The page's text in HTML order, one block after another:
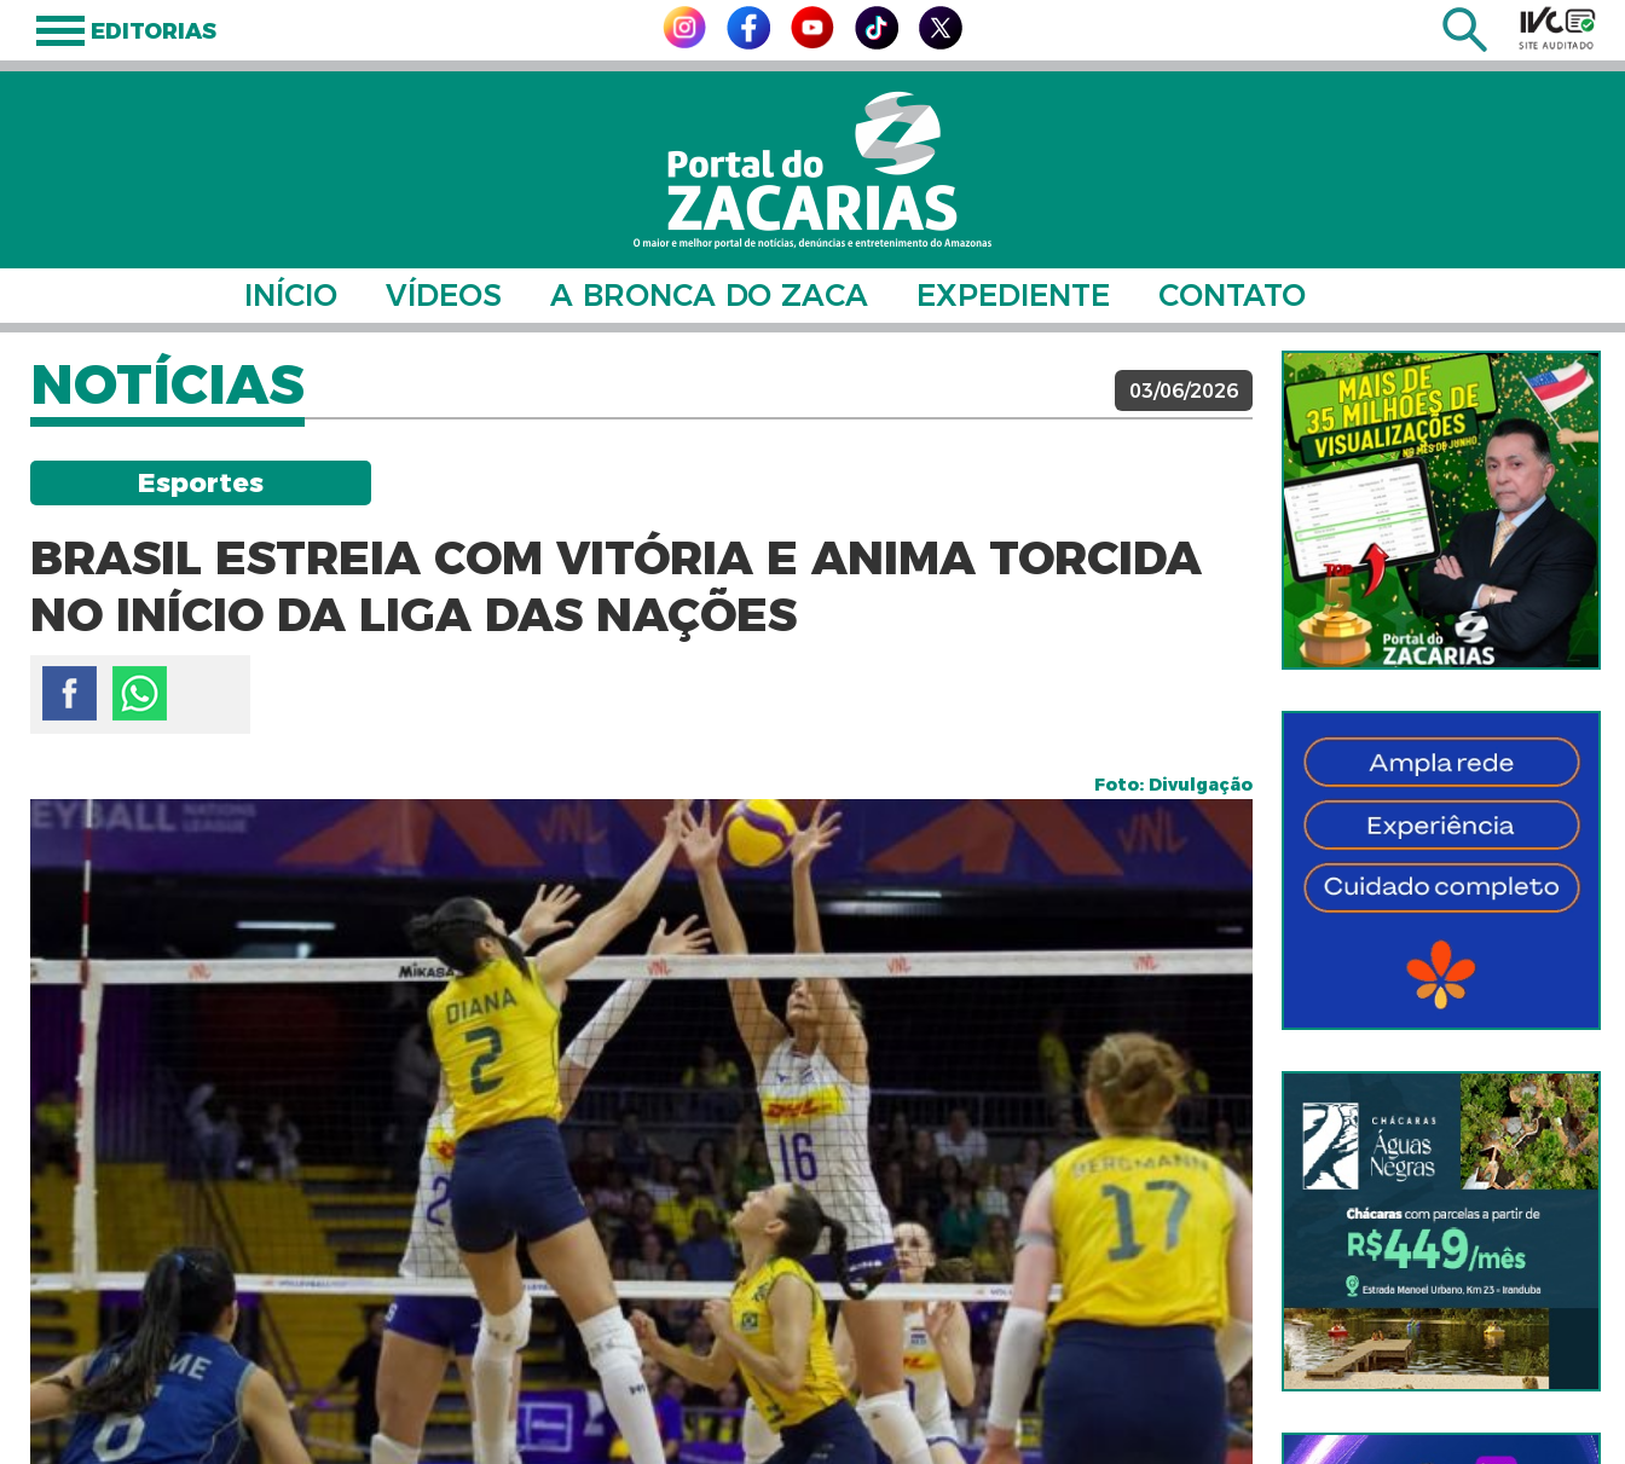
EDITORIAS
INÍCIO VÍDEOS A BRONCA DO ZACA EXPEDIENTE CONTATO
NOTÍCIAS 03/06/2026
Esportes
BRASIL ESTREIA COM VITÓRIA E ANIMA TORCIDA
NO INÍCIO DA LIGA DAS NAÇÕES
Foto: Divulgação